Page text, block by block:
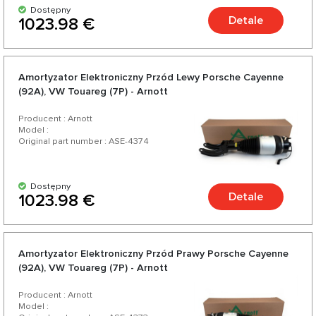
Dostępny
1023.98 € Detale
Amortyzator Elektroniczny Przód Lewy Porsche Cayenne
(92A), VW Touareg (7P) - Arnott
Producent : Arnott
Model :
Original part number : ASE-4374
Dostępny
1023.98 € Detale
Amortyzator Elektroniczny Przód Prawy Porsche Cayenne
(92A), VW Touareg (7P) - Arnott
Producent : Arnott
Model :